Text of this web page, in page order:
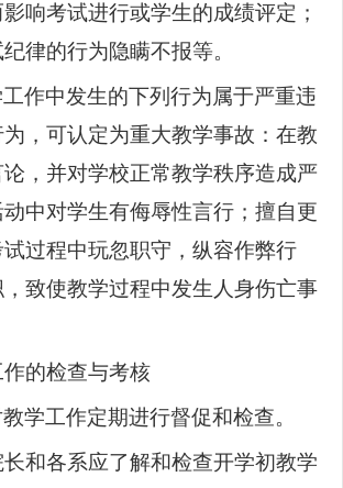
响考试进行或学生的成绩评定；
律的行为隐瞒不报等。
工作中发生的下列行为属于严重违
，可认定为重大教学事故：在教
，并对学校正常教学秩序造成严
中对学生有侮辱性言行；擅自更
过程中玩忽职守，纵容作弊行
致使教学过程中发生人身伤亡事
的检查与考核
学工作定期进行督促和检查。
长和各系应了解和检查开学初教学